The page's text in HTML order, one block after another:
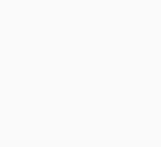
56 02
15:00)